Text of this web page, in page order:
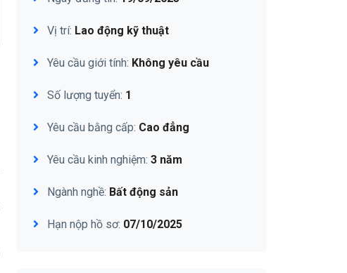
Vị trí: Lao động kỹ thuật
Yêu cầu giới tính: Không yêu cầu
Số lượng tuyển: 1
Yêu cầu bằng cấp: Cao đẳng
Yêu cầu kinh nghiệm: 3 năm
Ngành nghề: Bất động sản
Hạn nộp hồ sơ: 07/10/2025